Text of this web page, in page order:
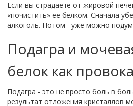
Если вы страдаете от жировой
«почистить» её белком. Сначала
алкоголь. Потом - уже можно
Подагра и
белок как
Подагра - это не просто боль в
результат отложения кристаллов